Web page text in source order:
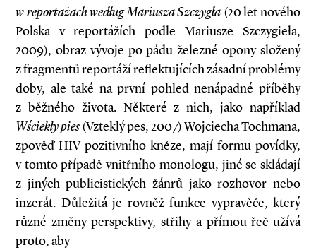
w reportażach według Mariusza Szczygła (20 let nového
Polska v reportážích podle Mariusze Szczygieła,
2009), obraz vývoje po pádu železné opony složený
z fragmentů reportáží reflektujících zásadní problémy
doby, ale také na první pohled nenápadné příběhy
z běžného života. Některé z nich, jako například
Wściekły pies(Vzteklý pes, 2007) Wojciecha Tochmana,
zpověď HIV pozitivního kněze, mají formu povídky,
v tomto případě vnitřního monologu, jiné se skládají
z jiných publicistických žánrů jako rozhovor nebo
inzerát. Důležitá je rovněž funkce vypravěče, který
různé změny perspektivy, střihy a přímou řeč užívá
proto, aby